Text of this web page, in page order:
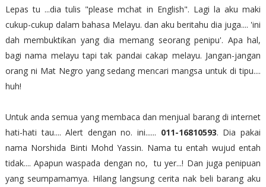
Lepas tu ...dia tulis "please mchat in English". Lagi la aku maki
cukup-cukup dalam bahasa Melayu. dan aku beritahu dia juga.... 'ini
dah membuktikan yang dia memang seorang penipu'. Apa hal,
bagi nama melayu tapi tak pandai cakap melayu. Jangan-jangan
orang ni Mat Negro yang sedang mencari mangsa untuk di tipu....
huh!
Untuk anda semua yang membaca dan menjual barang di internet
hati-hati tau.... Alert dengan no. ini...... 011-16810593. Dia pakai
nama Norshida Binti Mohd Yassin. Nama tu entah wujud entah
tidak.... Apapun waspada dengan no, tu yer...! Dan juga penipuan
yang seumpamamya. Hilang langsung cerita nak beli barang aku